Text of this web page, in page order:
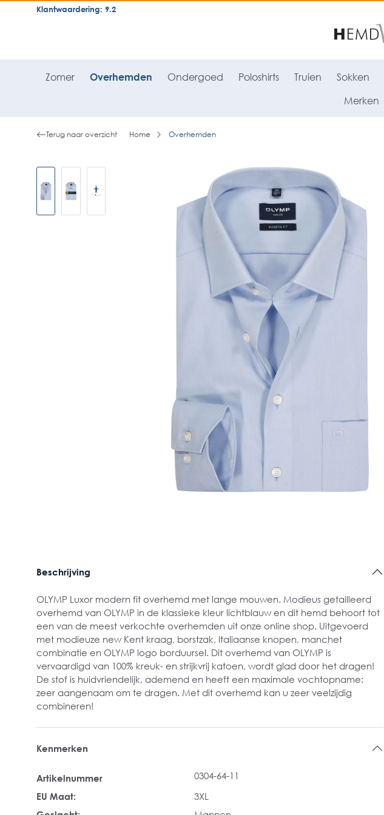
general.skipToNavigation
Klantwaardering: 9.2
Zomer Overhemden Ondergoed Poloshirts Truien Sokken
Merken
Terug naar overzicht Home Overhemden
Beschrijving
OLYMP Luxor modern fit overhemd met lange mouwen. Modieus getailleerd
overhemd van OLYMP in de klassieke kleur lichtblauw en dit hemd behoort tot
een van de meest verkochte overhemden uit onze online shop. Uitgevoerd
met modieuze new Kent kraag, borstzak, Italiaanse knopen, manchet
combinatie en OLYMP logo borduursel. Dit overhemd van OLYMP is
vervaardigd van 100% kreuk- en strijkvrij katoen, wordt glad door het dragen!
De stof is huidvriendelijk, ademend en heeft een maximale vochtopname:
zeer aangenaam om te dragen. Met dit overhemd kan u zeer veelzijdig
combineren!
Kenmerken
Artikelnummer
0304-64-11
EU Maat:
3XL